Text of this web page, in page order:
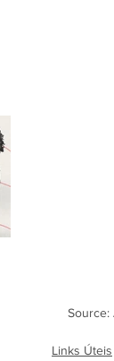
Source:
Links Úteis